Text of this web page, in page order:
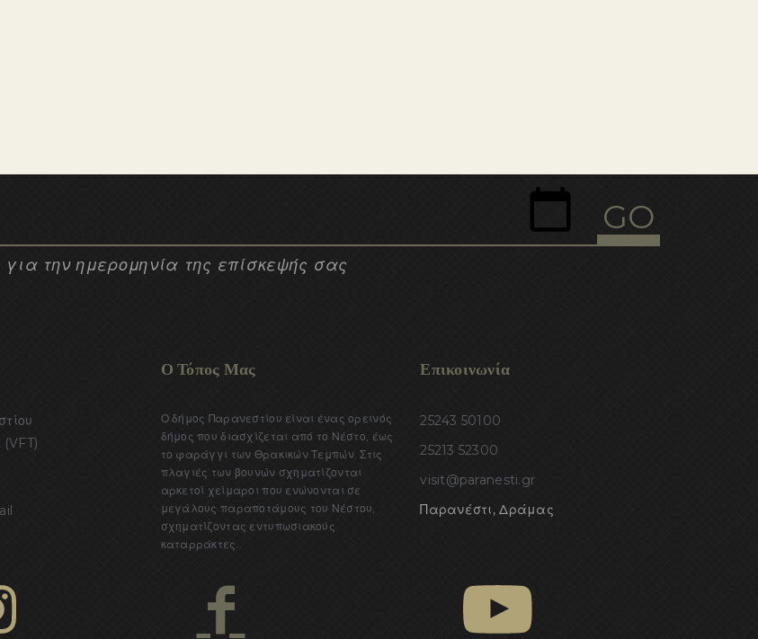
την ημερομηνία της επίσκεψής σας
Ο Τόπος Μας
Ο δήμος Παρανεστίου είναι ένας ορεινός
δήμος που διασχίζεται από το Νέστο, έως
το φαράγγι των Θρακικών Τεμπών. Στις
πλαγιές των βουνών σχηματίζονται
αρκετοί χείμαροι που ενώνονται σε
μεγάλους παραποτάμους του Νέστου,
σχηματίζοντας εντυπωσιακούς
καταρράκτες..
Επικοινωνία
25243 50100
25213 52300
visit@paranesti.gr
Παρανέστι, Δράμας